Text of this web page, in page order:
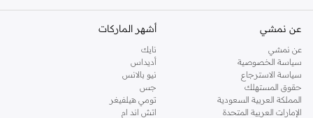
عن نمشي
عن نمشي
سياسة الخصوصية
سياسة الاسترجاع
حقوق المستهلك
المملكة العربية السعودية
الإمارات العربية المتحدة
أشهر الماركات
نايك
أديداس
نيو بالانس
جس
تومي هيلفيغر
اتش اند ام